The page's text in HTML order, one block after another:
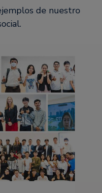
de nuestro